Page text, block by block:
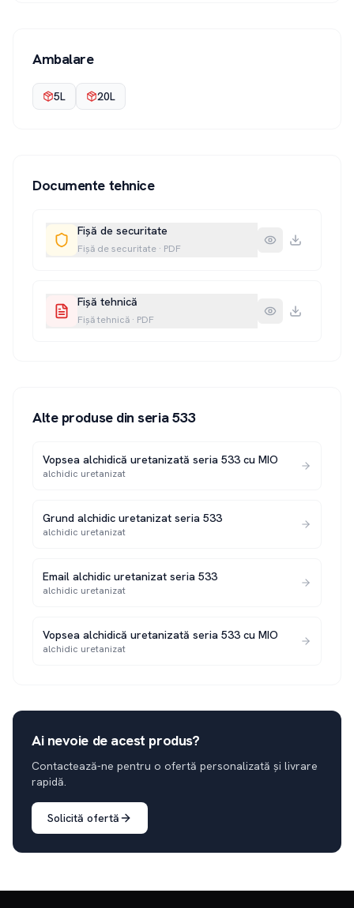
Ambalare
5L 20L
Documente tehnice
Fișă de securitate
Fișă de securitate · PDF
Fișă tehnică
Fișă tehnică · PDF
Alte produse din seria 533
Vopsea alchidică uretanizată seria 533 cu MIO
alchidic uretanizat
Grund alchidic uretanizat seria 533
alchidic uretanizat
Email alchidic uretanizat seria 533
alchidic uretanizat
Vopsea alchidică uretanizată seria 533 cu MIO
alchidic uretanizat
Ai nevoie de acest produs?
Contactează-ne pentru o ofertă personalizată și livrare
rapidă.
Solicită ofertă